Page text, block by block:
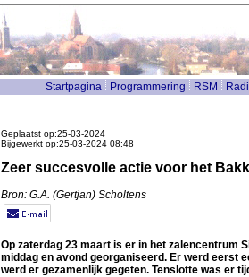
Startpagina Programmering RSM
Geplaatst op:25-03-2024
Bijgewerkt op:25-03-2024 08:48
Zeer succesvolle actie voor het
Bron: G.A. (Gertjan) Scholtens
Op zaterdag 23 maart is er in het zalencentrum
middag en avond georganiseerd. Er werd eerst
werd er gezamenlijk gegeten. Tenslotte was er